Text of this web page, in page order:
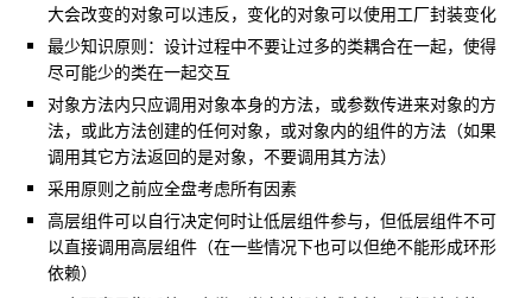
大会改变的对象可以违反，变化的对象可以使用工厂封装变化
最少知识原则：设计过程中不要让过多的类耦合在一起，使得
尽可能少的类在一起交互
对象方法内只应调用对象本身的方法，或参数传进来对象的方
法，或此方法创建的任何对象，或对象内的组件的方法（如果
调用其它方法返回的是对象，不要调用其方法）
采用原则之前应全盘考虑所有因素
高层组件可以自行决定何时让低层组件参与，但低层组件不可
以直接调用高层组件（在一些情况下也可以但绝不能形成环形
依赖）